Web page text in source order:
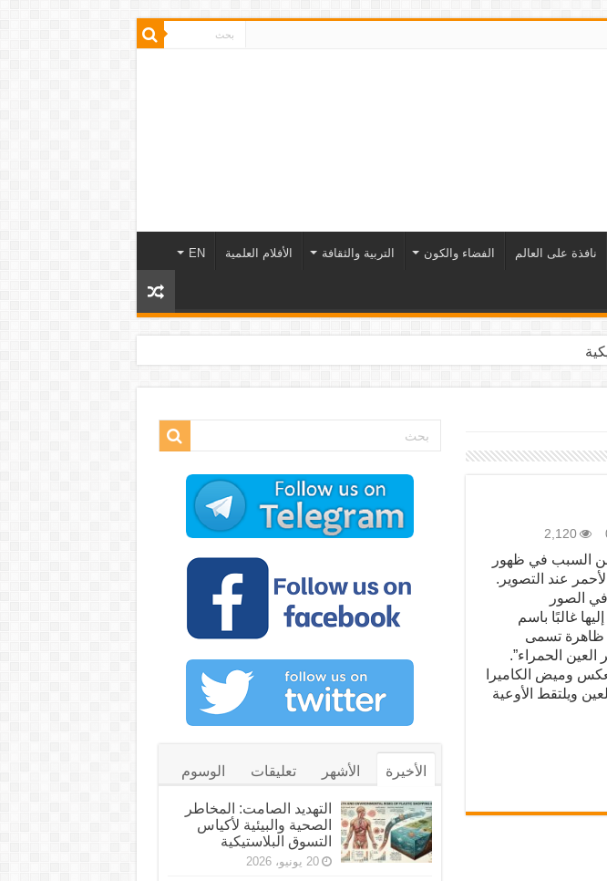
نافذة على العالم الفضاء والكون التربية والثقافة الأفلام العلمية EN
2,120
السبب في ظهور
عند التصوير.
الصور
غالبًا باسم
ظاهرة تسمى
العين الحمراء”.
وميض الكاميرا
ويلتقط الأوعية
الأخيرة الأشهر تعليقات الوسوم
التهديد الصامت: المخاطر
الصحية والبيئية لأكياس
التسوق البلاستيكية
20 يونيو، 2026